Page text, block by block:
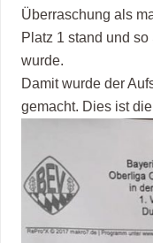
Überraschung als
Platz 1 stand und
wurde.
Damit wurde der
gemacht. Dies ist